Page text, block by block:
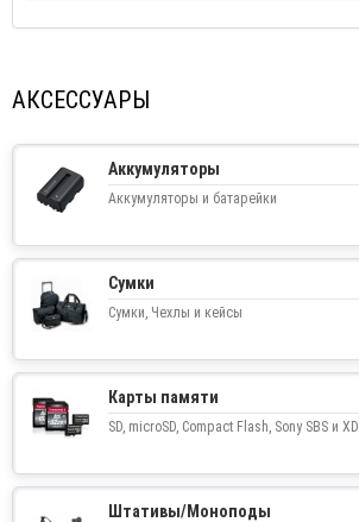
АКСЕССУАРЫ
Аккумуляторы
Аккумуляторы и батарейки
Сумки
Сумки, Чехлы и кейсы
Карты памяти
SD, microSD, Compact Flash, Sony SBS и XD.
Штативы/Моноподы